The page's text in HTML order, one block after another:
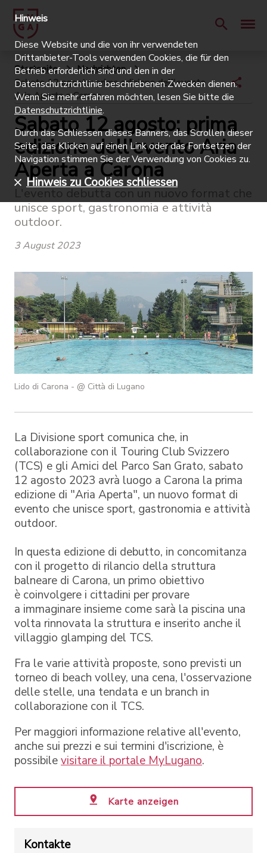
Startseite
Nachrichten
Sabato 12 agosto: prima edizione dell'evento
Aria Aperta a Carona
Sabato 12 agosto: prima
edizione dell'evento Aria
Aperta a Carona
L'evento debutta con un nuovo format che
unisce sport, gastronomia e attività
outdoor.
3 August 2023
Lido di Carona - @ Città di Lugano
La Divisione sport comunica che, in
collaborazione con il Touring Club Svizzero
(TCS) e gli Amici del Parco San Grato, sabato
12 agosto 2023 avrà luogo a Carona la prima
edizione di "Aria Aperta", un nuovo format di
evento che unisce sport, gastronomia e attività
outdoor.
In questa edizione di debutto, in concomitanza
con il progetto di rilancio della struttura
balneare di Carona, un primo obiettivo
è coinvolgere i cittadini per provare
a immaginare insieme come sarà la piscina una
volta rinnovata la struttura e inserito anche il
villaggio glamping del TCS.
Fra le varie attività proposte, sono previsti un
torneo di beach volley, una cena, l'osservazione
delle stelle, una tendata e un branch in
collaborazione con il TCS.
Per maggiori informazione relative all'evento,
anche sui prezzi e sui termini d'iscrizione, è
possibilevisitare il portale MyLugano.
Karte anzeigen
Kontakte
Hinweis
Diese Website und die von ihr verwendeten
Drittanbieter-Tools verwenden Cookies, die für den
Betrieb erforderlich sind und den in der
Datenschutzrichtlinie beschriebenen Zwecken dienen.
Wenn Sie mehr erfahren möchten, lesen Sie bitte die
Datenschutzrichtlinie.
Durch das Schliessen dieses Banners, das Scrollen dieser
Seite, das Klicken auf einen Link oder das Fortsetzen der
Navigation stimmen Sie der Verwendung von Cookies zu.
Hinweis zu Cookies schliessen